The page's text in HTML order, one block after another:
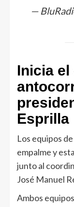
—
Inicia el
Esprilla
Los equipos
empalme y
junto al
José Manuel
Ambos